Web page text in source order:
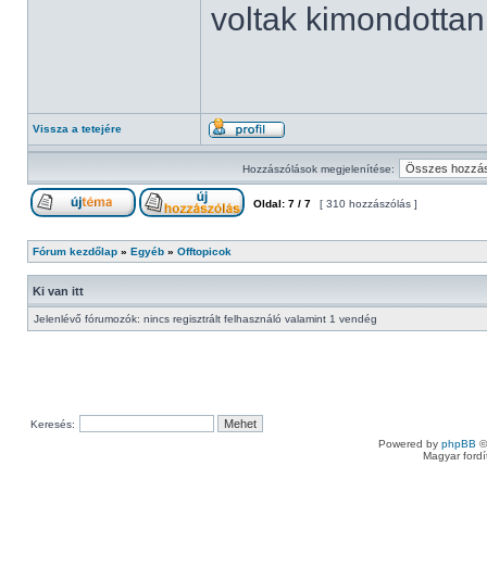
voltak
Vissza a tetejére
Hozzászólások megjelenítése:
Oldal: 7 / 7 [ 310 hozzászólás ]
Fórum kezdőlap » Egyéb » Offtopicok
Ki van itt
Jelenlévő fórumozók: nincs regisztrált felhasználó valamint 1 vendég
Keresés:
Powered by phpBB
Magyar